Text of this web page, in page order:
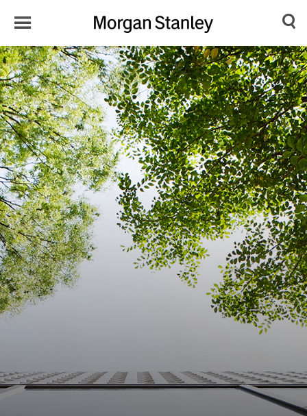
Menu
Morgan
Stanley
Japan
Search